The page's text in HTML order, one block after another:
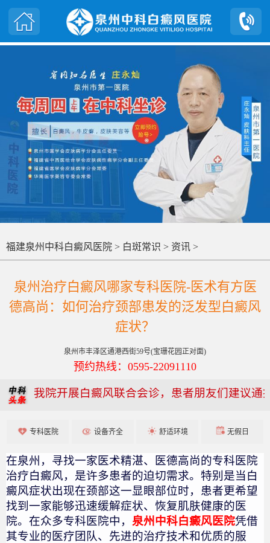
福建泉州中科白癜风医院 > 白斑常识 > 资讯 >
泉州治疗白癜风哪家专科医院-医术有方医
德高尚：如何治疗颈部患发的泛发型白癜风
症状？
泉州市丰泽区通港西街59号(宝珊花园正对面)
预约热线：0595-22091110
我院开展白癜风联合会诊，患者朋友们建议通
专科医院 设备齐全 舒适环境 无假日
在泉州，寻找一家医术精湛、医德高尚的专科医院
治疗白癜风，是许多患者的迫切需求。特别是当白
癜风症状出现在颈部这一显眼部位时，患者更希望
找到一家能够迅速缓解症状、恢复肌肤健康的医
院。在众多专科医院中， 泉州中科白癜风医院凭借
其专业的医疗团队、先进的治疗技术和优质的服